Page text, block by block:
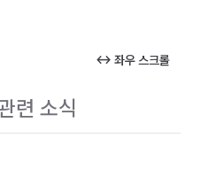
↔ 좌우 스크롤
련 소식